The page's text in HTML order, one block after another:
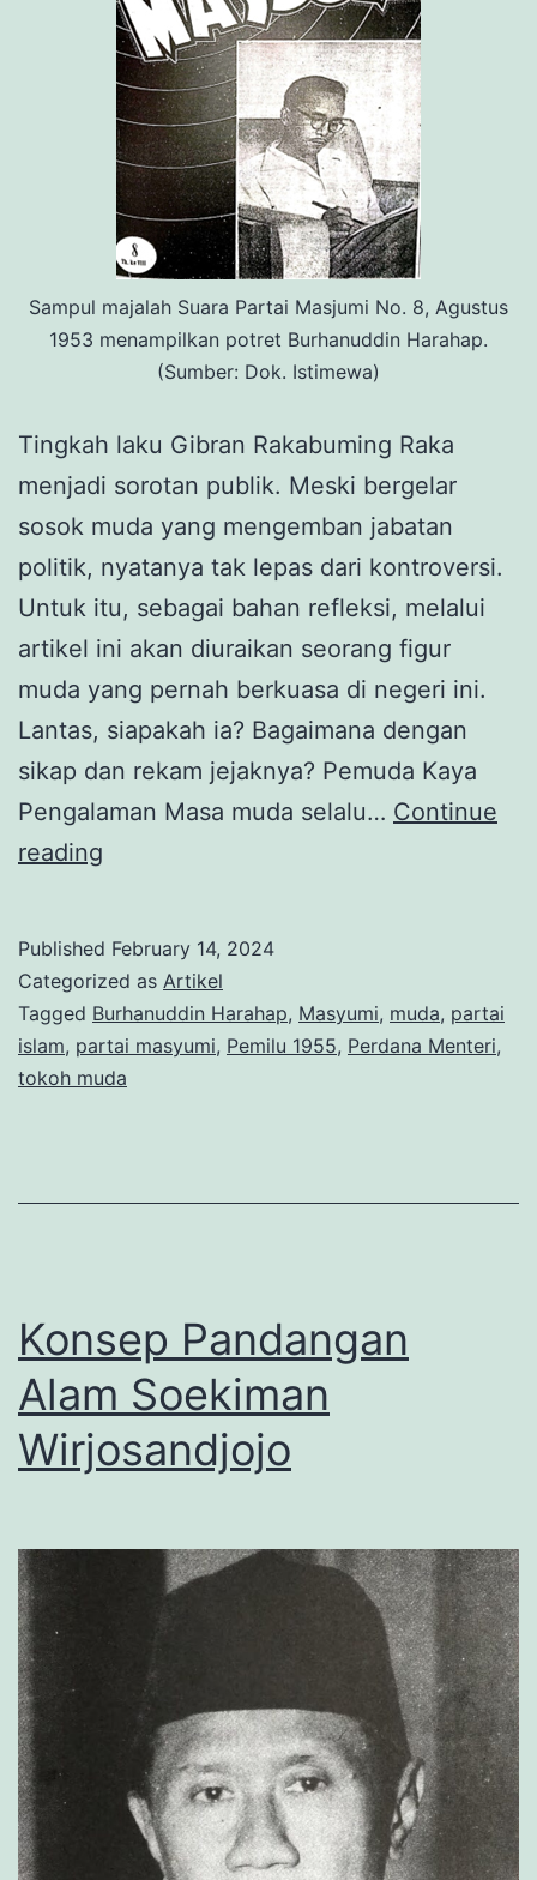
Sampul majalah Suara Partai Masjumi No. 8, Agustus
1953 menampilkan potret Burhanuddin Harahap.
(Sumber: Dok. Istimewa)
Tingkah laku Gibran Rakabuming Raka
menjadi sorotan publik. Meski bergelar
sosok muda yang mengemban jabatan
politik, nyatanya tak lepas dari kontroversi.
Untuk itu, sebagai bahan refleksi, melalui
artikel ini akan diuraikan seorang figur
muda yang pernah berkuasa di negeri ini.
Lantas, siapakah ia? Bagaimana dengan
sikap dan rekam jejaknya? Pemuda Kaya
Pengalaman Masa muda selalu… Continue
reading
Beretika:
Jejak
Burhanuddin
Harahap
Published February 14, 2024
Categorized as Artikel
Tagged Burhanuddin Harahap, Masyumi, muda, partai
islam, partai masyumi, Pemilu 1955, Perdana Menteri,
tokoh muda
Konsep Pandangan
Alam Soekiman
Wirjosandjojo